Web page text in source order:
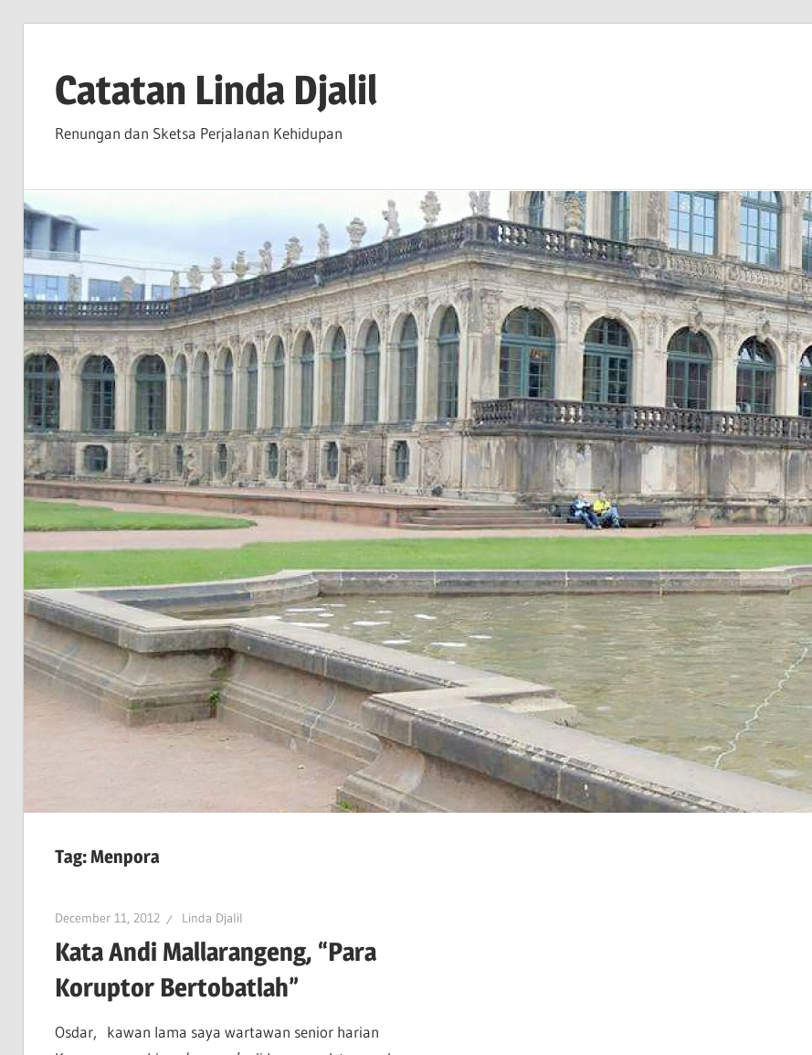
contentCatatan Linda Djalil
Renungan dan Sketsa Perjalanan Kehidupan
Tag:Menpora
December 11, 2012 Linda Djalil
Kata Andi Mallarangeng, “Para
Koruptor Bertobatlah”
Osdar, kawan lama saya wartawan senior harian